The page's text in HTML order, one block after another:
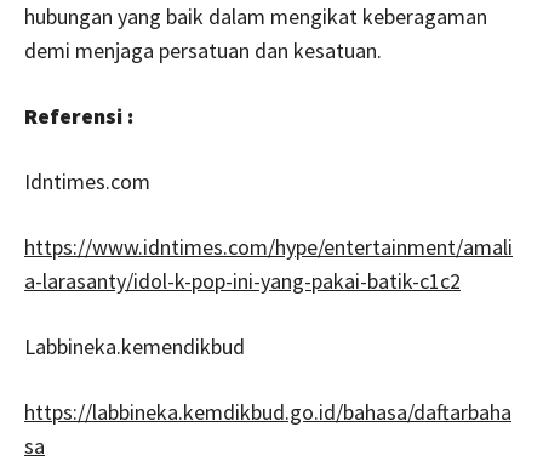
hubungan yang baik dalam mengikat keberagaman
demi menjaga persatuan dan kesatuan.
Referensi :
Idntimes.com
https://www.idntimes.com/hype/entertainment/amali
a-larasanty/idol-k-pop-ini-yang-pakai-batik-c1c2
Labbineka.kemendikbud
https://labbineka.kemdikbud.go.id/bahasa/daftarbaha
sa